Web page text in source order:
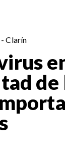
Clarín